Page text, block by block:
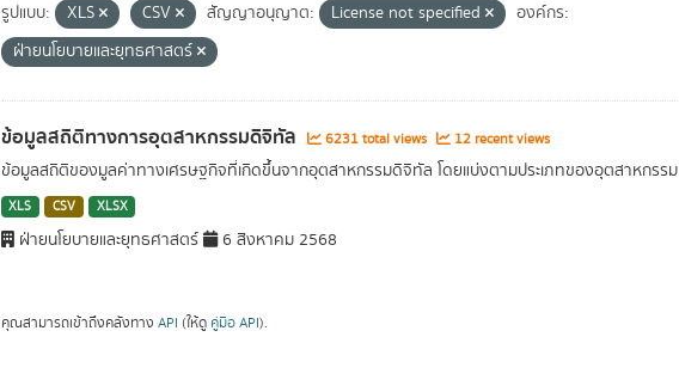
รูปแบบ: XLS CSV สัญญาอนุญาต: License not specified
องค์กร:
ฝ่ายนโยบายและยุทธศาสตร์
ข้อมูลสถิติทางการอุตสาหกรรมดิจิทัล 6231 total views 12 recent views
ข้อมูลสถิติของมูลค่าทางเศรษฐกิจที่เกิดขึ้นจากอุตสาหกรรมดิจิทัล โดยแบ่งตามประเภทของอุตสาหกรรม
XLS CSV XLSX
ฝ่ายนโยบายและยุทธศาสตร์ 6 สิงหาคม 2568
คุณสามารถเข้าถึงคลังทาง API (ให้ดู คู่มือ API).